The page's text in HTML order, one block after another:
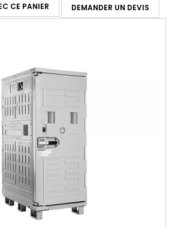
CE PANIER DEMANDER UN DEVIS